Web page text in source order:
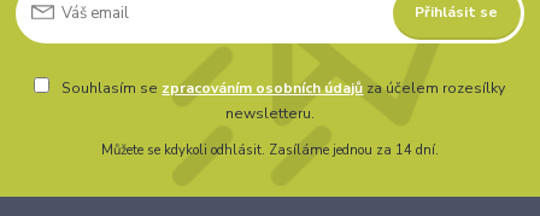
Přihlásit se
Souhlasím se zpracováním osobních údajů za účelem rozesílky
newsletteru.
Můžete se kdykoli odhlásit. Zasíláme jednou za 14 dní.